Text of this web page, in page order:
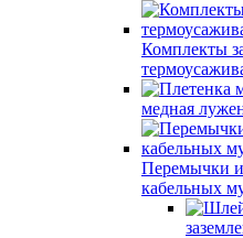
Комплекты
медная
Перемычки
кабельных